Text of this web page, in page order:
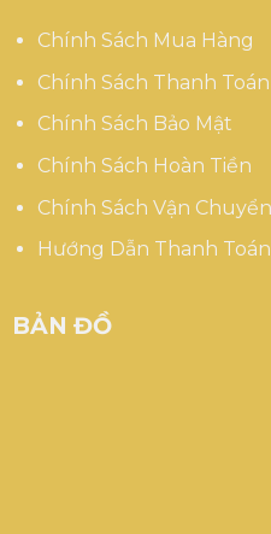
Chính Sách Mua Hàng
Chính Sách Thanh Toán
Chính Sách Bảo Mật
Chính Sách Hoàn Tiền
Chính Sách Vận Chuyển
Hướng Dẫn Thanh Toán
BẢN ĐỒ